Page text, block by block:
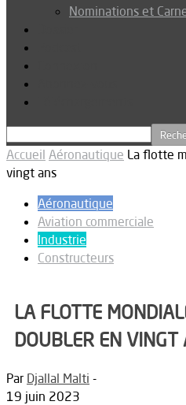
Nominations et
Accueil Aéronautique La flotte
vingt ans
Aéronautique
Aviation commerciale
Industrie
Constructeurs
LA FLOTTE
DOUBLER EN VINGT
Par Djallal Malti -
19 juin 2023